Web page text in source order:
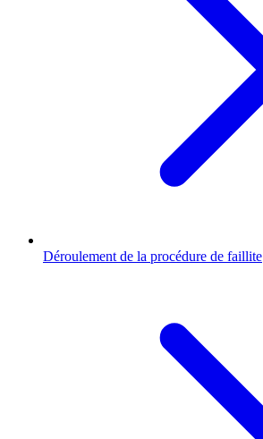
Déroulement de la procédure de faillite